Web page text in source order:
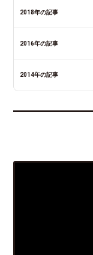
2018年の記事
2016年の記事
2014年の記事